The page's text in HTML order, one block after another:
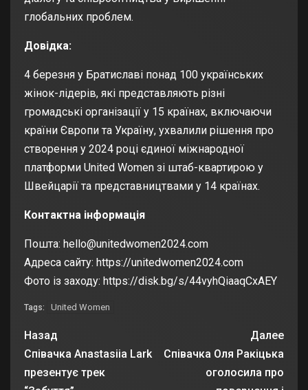
глобальних проблем.
Довідка:
4 березня у Братиславі понад 100 українських
жінок-лідерів, які представляють різні
громадські організації у 15 країнах, включаючи
країни Європи та Україну, ухвалили рішення про
створення у 2024 році єдиної міжнародної
платформи United Women зі штаб-квартирою у
Швейцарії та представництвами у 14 країнах.
Контактна інформація
Пошта: hello@unitedwomen2024.com
Адреса сайту: https://unitedwomen2024.com
Фото із заходу: https://disk.bg/s/44vyhQiaaqCxAEY
Tags: United Women
Назад
Співачка Anastasiia Lark
презентує трек
Далее
Співачка Оля Ракіцька
оголосила про